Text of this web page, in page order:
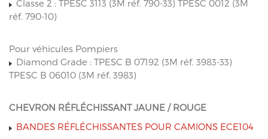
Classe 2 : TPESC 3113 (3M réf. 790-33) TPESC 0012 (3M
réf. 790-10)
Pour véhicules Pompiers
Diamond Grade : TPESC B 07192 (3M réf. 3983-33)
TPESC B 06010 (3M réf. 3983)
CHEVRON RÉFLÉCHISSANT JAUNE / ROUGE
BANDES RÉFLÉCHISSANTES POUR CAMIONS ECE104